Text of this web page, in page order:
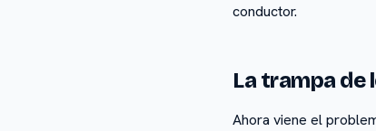
conductor.
La trampa de
Ahora viene el